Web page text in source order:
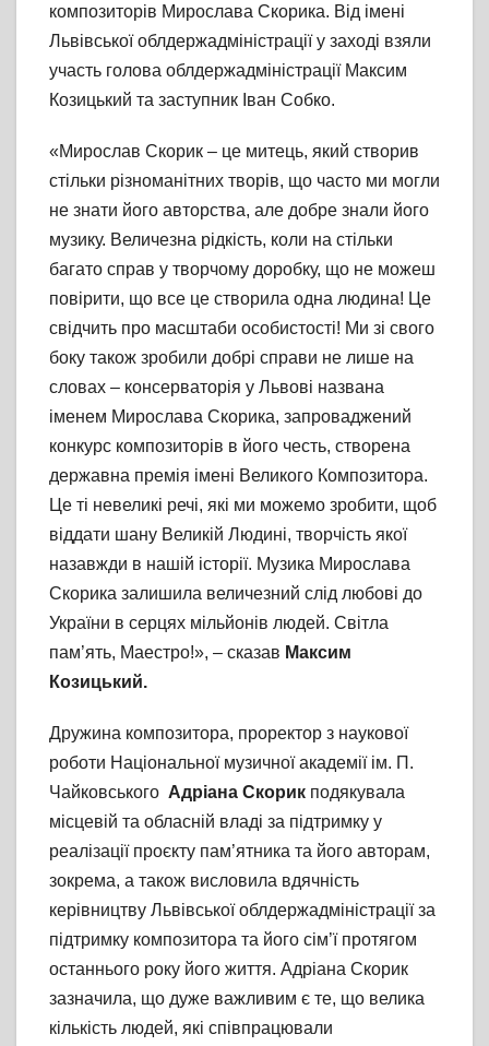
композиторів Мирослава Скорика. Від імені
Львівської облдержадміністрації у заході взяли
участь голова облдержадміністрації Максим
Козицький та заступник Іван Собко.
«Мирослав Скорик – це митець, який створив
стільки різноманітних творів, що часто ми могли
не знати його авторства, але добре знали його
музику. Величезна рідкість, коли на стільки
багато справ у творчому доробку, що не можеш
повірити, що все це створила одна людина! Це
свідчить про масштаби особистості! Ми зі свого
боку також зробили добрі справи не лише на
словах – консерваторія у Львові названа
іменем Мирослава Скорика, запроваджений
конкурс композиторів в його честь, створена
державна премія імені Великого Композитора.
Це ті невеликі речі, які ми можемо зробити, щоб
віддати шану Великій Людині, творчість якої
назавжди в нашій історії. Музика Мирослава
Скорика залишила величезний слід любові до
України в серцях мільйонів людей. Світла
пам’ять, Маестро!», – сказав Максим
Козицький.
Дружина композитора, проректор з наукової
роботи Національної музичної академії ім. П.
Чайковського Адріана Скорик подякувала
місцевій та обласній владі за підтримку у
реалізації проєкту пам’ятника та його авторам,
зокрема, а також висловила вдячність
керівництву Львівської облдержадміністрації за
підтримку композитора та його сім’ї протягом
останнього року його життя. Адріана Скорик
зазначила, що дуже важливим є те, що велика
кількість людей, які співпрацювали